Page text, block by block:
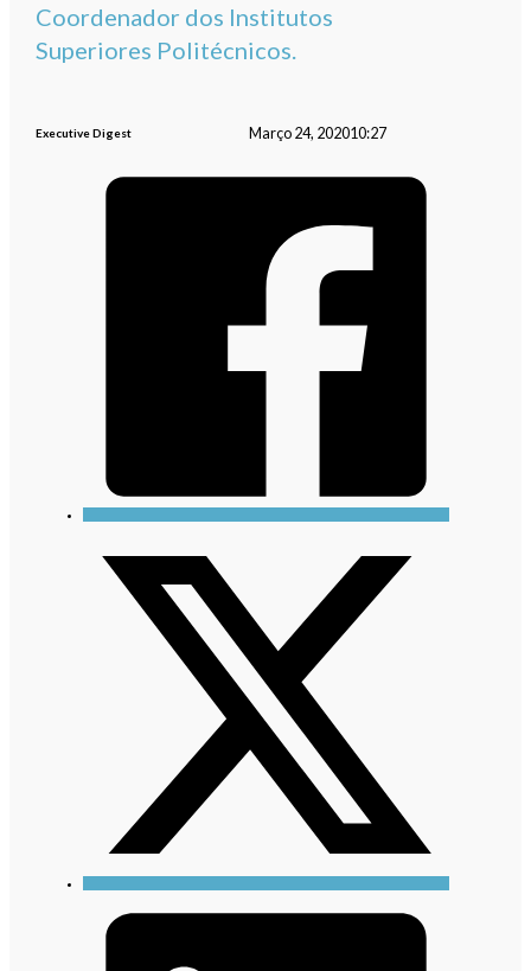
Coordenador dos Institutos
Superiores Politécnicos.
Executive Digest Março 24, 202010:27